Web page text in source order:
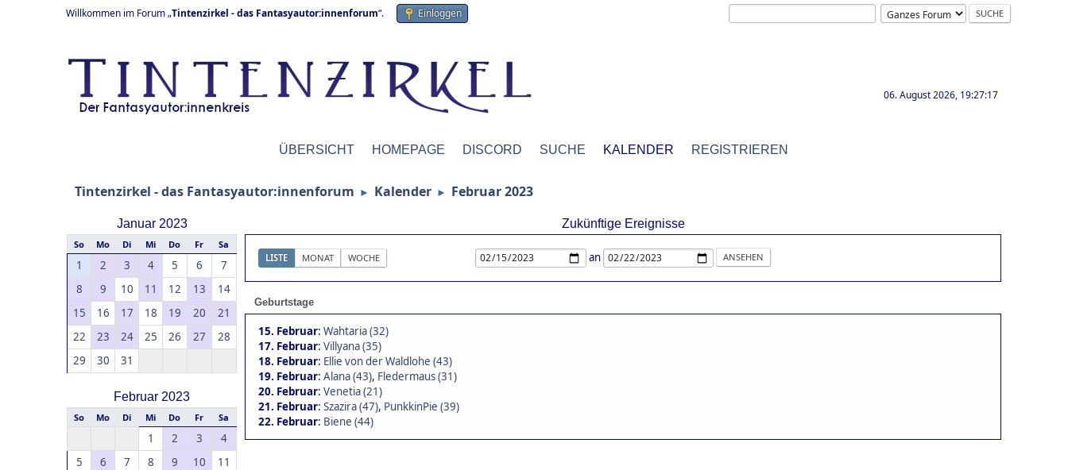
Willkommen im Forum „Tintenzirkel - das Fantasyautor:innenforum“. Einloggen
06. August 2026, 19:27:17
ÜBERSICHT HOMEPAGE DISCORD SUCHE KALENDER REGISTRIEREN
Tintenzirkel - das Fantasyautor:innenforum ► Kalender ► Februar 2023
Januar 2023
So Mo Di Mi Do Fr Sa
1 2 3 4 5 6
7
8
9 10 11 12 13
14
15
16 17 18 19 20
21
22
23 24 25 26 27
28
29
30 31
Februar 2023
So Mo Di Mi Do Fr Sa
1 2 3
4
5
6 7 8 9 10
11
Zukünftige Ereignisse
LISTE MONAT WOCHE an
Geburtstage
15. Februar: Wahtaria (32)
17. Februar: Villyana (35)
18. Februar: Ellie von der Waldlohe (43)
19. Februar: Alana (43), Fledermaus (31)
20. Februar: Venetia (21)
21. Februar: Szazira (47), PunkkinPie (39)
22. Februar: Biene (44)